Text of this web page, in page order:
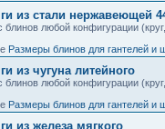
из стали нержавеющей
любой конфигурации
Размеры блинов для гантелей и
из чугуна литейного
любой конфигурации (круг,
Размеры блинов для гантелей и
из железа мягкого